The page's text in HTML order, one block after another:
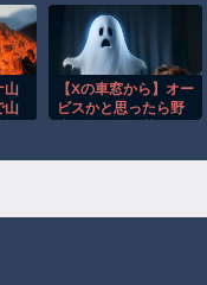
制
山
山
【Xの車窓から】オー
ビスかと思ったら野